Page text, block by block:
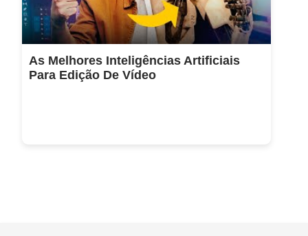
As Melhores Inteligências Artificiais
Para Edição De Vídeo